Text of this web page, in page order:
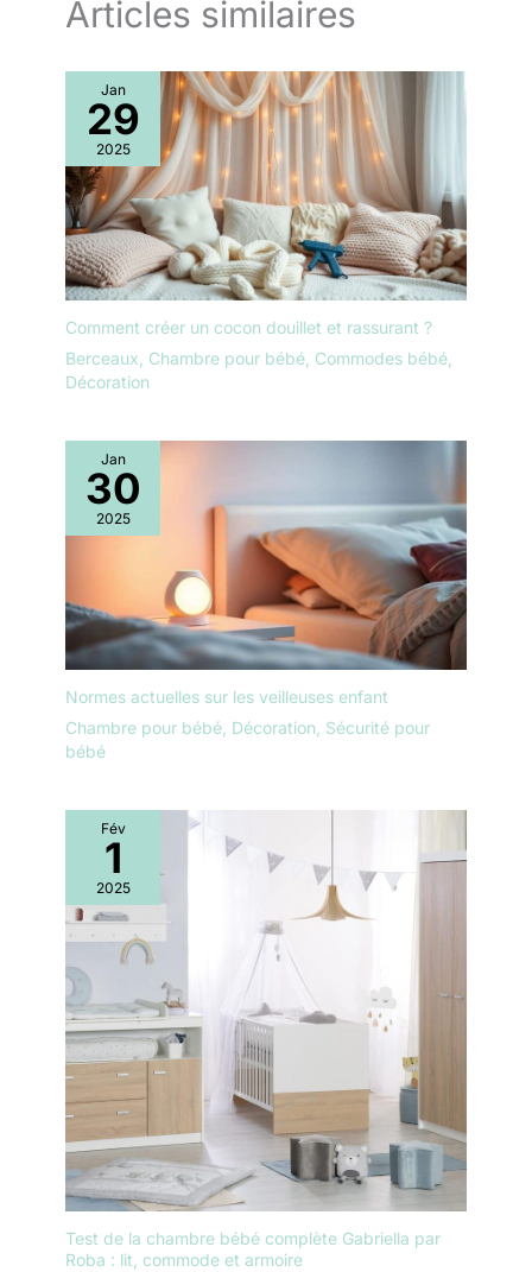
Articles similaires
Jan
29
2025
Comment créer un cocon douillet et rassurant ?
Berceaux Chambre pour bébé Commodes bébé
Décoration
Jan
30
2025
Normes actuelles sur les veilleuses enfant
Chambre pour bébé Décoration Sécurité pour
bébé
Fév
1
2025
Test de la chambre bébé complète Gabriella par
Roba : lit, commode et armoire